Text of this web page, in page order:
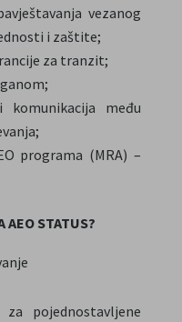
vezanog
i zaštite;
za tranzit;
komunikacija među
programa (MRA) –
AEO STATUS?
pojednostavljene